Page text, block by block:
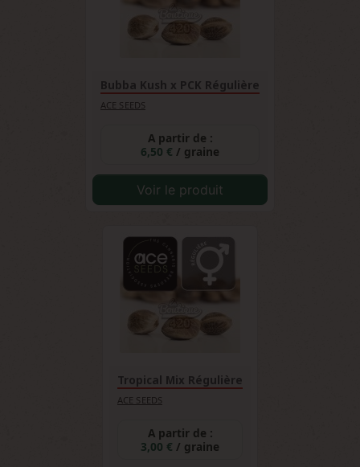
Bubba Kush x PCK Régulière
ACE SEEDS
A partir de :
6,50 € / graine
Voir le produit
Tropical Mix Régulière
ACE SEEDS
A partir de :
3,00 € / graine